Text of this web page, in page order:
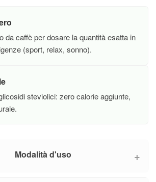
da caffè per dosare la quantità esatta in
(sport, relax, sonno).
steviolici: zero calorie aggiunte,
Modalità d'uso